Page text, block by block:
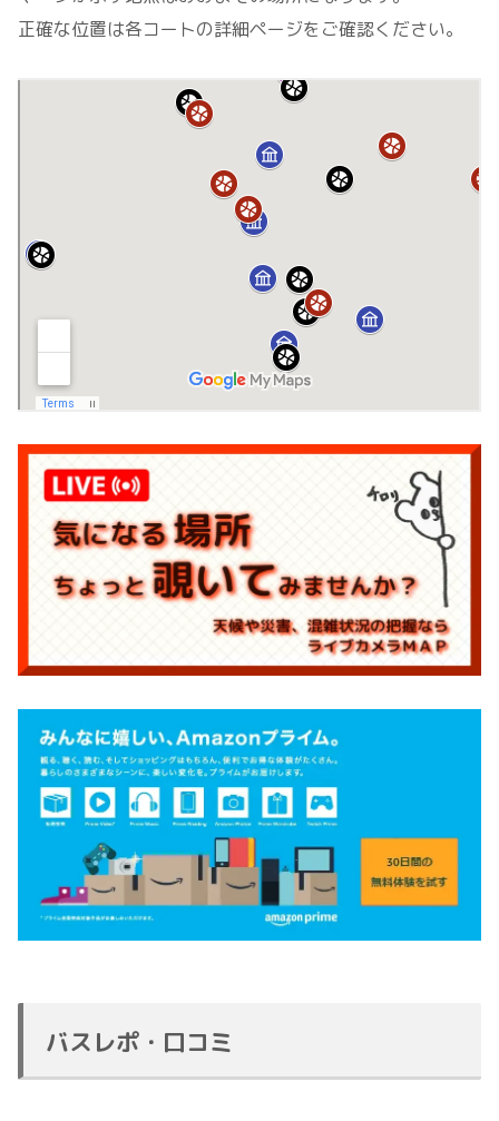
正確な位置は各コートの詳細ページをご確認ください。
バスレポ・口コミ